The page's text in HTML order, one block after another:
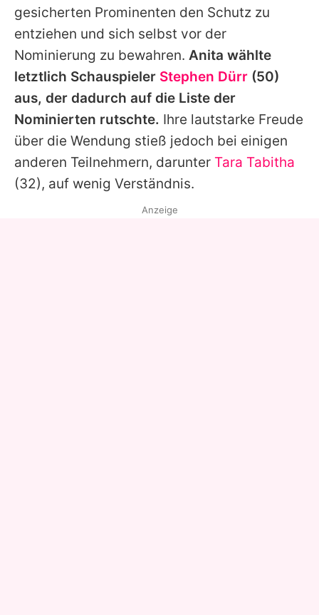
gesicherten Prominenten den Schutz zu
entziehen und sich selbst vor der
Nominierung zu bewahren. Anita wählte
letztlich Schauspieler Stephen Dürr (50)
aus, der dadurch auf die Liste der
Nominierten rutschte. Ihre lautstarke Freude
über die Wendung stieß jedoch bei einigen
anderen Teilnehmern, darunter Tara Tabitha
(32), auf wenig Verständnis.
Anzeige